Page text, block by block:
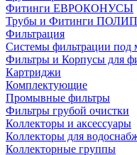
Фитинги ЕВРОКОНУСЫ
Трубы и Фитинги
Фильтрация
Системы фильтрации под
Фильтры и Корпусы для
Картриджи
Комплектующие
Промывные фильтры
Фильтры грубой очистки
Коллекторы и аксессуары
Коллекторы для
Коллекторные группы